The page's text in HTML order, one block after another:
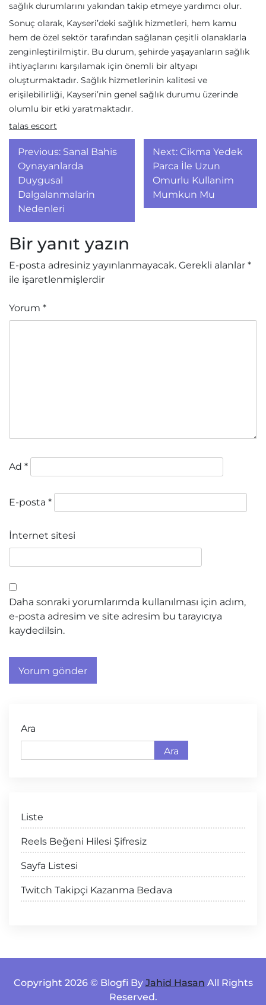
sağlık durumlarını yakından takip etmeye yardımcı olur.
Sonuç olarak, Kayseri’deki sağlık hizmetleri, hem kamu
hem de özel sektör tarafından sağlanan çeşitli olanaklarla
zenginleştirilmiştir. Bu durum, şehirde yaşayanların sağlık
ihtiyaçlarını karşılamak için önemli bir altyapı
oluşturmaktadır. Sağlık hizmetlerinin kalitesi ve
erişilebilirliği, Kayseri’nin genel sağlık durumu üzerinde
olumlu bir etki yaratmaktadır.
talas escort
Yazı
gezinmesi
Previous: Sanal Bahis
Oynayanlarda
Duygusal
Dalgalanmalarin
Nedenleri
Next: Cikma Yedek
Parca İle Uzun
Omurlu Kullanim
Mumkun Mu
Bir yanıt yazın
E-posta adresiniz yayınlanmayacak. Gerekli alanlar *
ile işaretlenmişlerdir
Yorum *
Ad *
E-posta *
İnternet sitesi
Daha sonraki yorumlarımda kullanılması için adım,
e-posta adresim ve site adresim bu tarayıcıya
kaydedilsin.
Ara
Ara
Liste
Reels Beğeni Hilesi Şifresiz
Sayfa Listesi
Twitch Takipçi Kazanma Bedava
Copyright 2026 © Blogfi By Jahid Hasan All Rights
Reserved.